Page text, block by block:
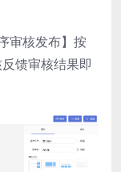
审核发布】按
馈审核结果即